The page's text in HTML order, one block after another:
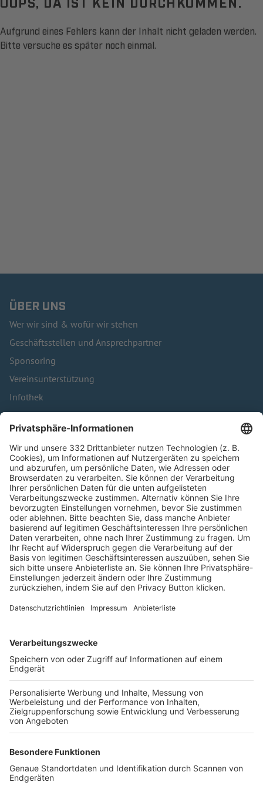
Aufgrund eines Fehlers kann der Inhalt nicht geladen werden.
Bitte versuche es später noch einmal.
ÜBER UNS
Wer wir sind & wofür wir stehen
Geschäftsstellen und Ansprechpartner
Sponsoring
Vereinsunterstützung
Infothek
Kontakt
HÄUFIG BESUCHTE SEITEN
Pässe und Vereinswechsel
Trainerausbildung
Schulungsangebot Vereinsmitarbeiter
BFV-Geschäftsstellen
Trainerbörse
Login SpielPlus
FOLGE DEM BFV
TOP-VEREINE
TOP-PARTNER